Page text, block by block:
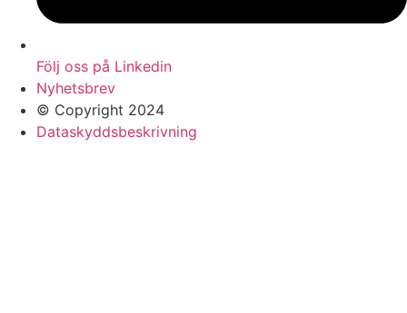
Följ oss på Linkedin
Nyhetsbrev
© Copyright 2024
Dataskyddsbeskrivning